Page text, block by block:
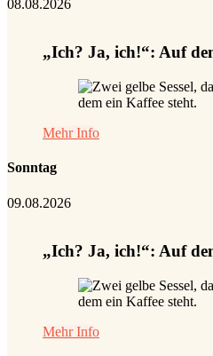
08.08.2026
„Ich? Ja, ich!“: Auf
Mehr Info
Sonntag
09.08.2026
„Ich? Ja, ich!“: Auf
Mehr Info